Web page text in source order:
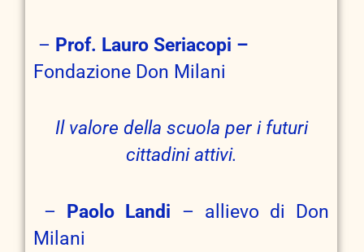
– Prof. Lauro Seriacopi –
Fondazione Don Milani
Il valore della scuola per i futuri
cittadini attivi.
– Paolo Landi – allievo di Don
Milani